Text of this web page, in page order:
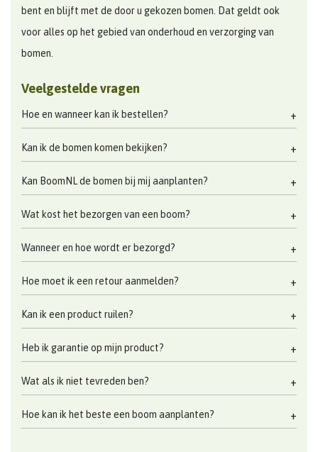
bent en blijft met de door u gekozen bomen. Dat geldt ook
voor alles op het gebied van onderhoud en verzorging van
bomen.
Veelgestelde vragen
Hoe en wanneer kan ik bestellen?
Kan ik de bomen komen bekijken?
Kan BoomNL de bomen bij mij aanplanten?
Wat kost het bezorgen van een boom?
Wanneer en hoe wordt er bezorgd?
Hoe moet ik een retour aanmelden?
Kan ik een product ruilen?
Heb ik garantie op mijn product?
Wat als ik niet tevreden ben?
Hoe kan ik het beste een boom aanplanten?